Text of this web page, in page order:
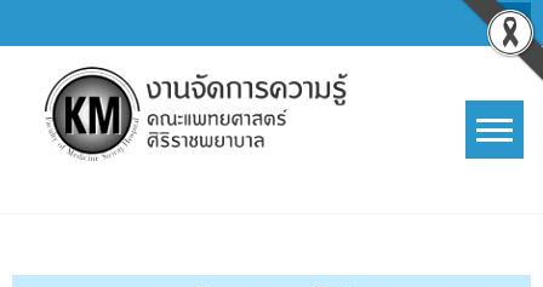
to
content